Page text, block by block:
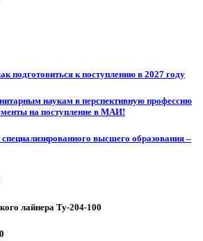
подготовиться к поступлению в 2027 году
наукам в перспективную профессию
на поступление в МАИ!
высшего образования –
лайнера Ту-204-100